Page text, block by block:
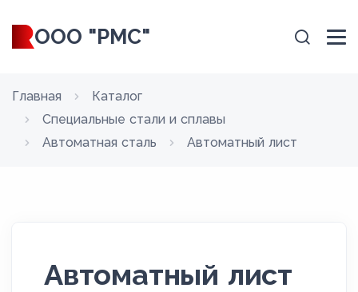
ООО "РМС"
Главная
Каталог
Специальные стали и сплавы
Автоматная сталь
Автоматный лист
Автоматный лист